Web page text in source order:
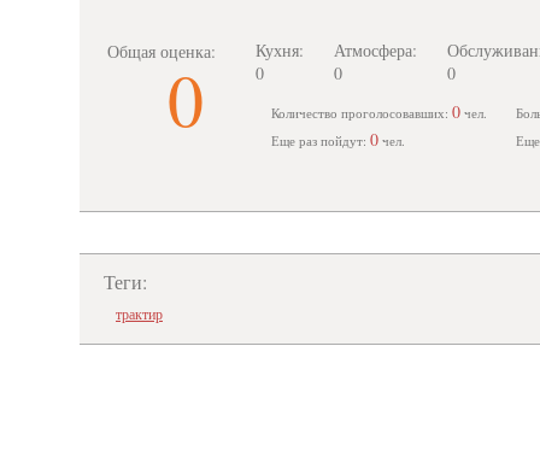
Общая оценка:
0
Кухня:
0
Атмосфера:
0
0
Количество проголосовавших: 0 чел.
Еще раз пойдут: 0 чел.
Теги:
трактир